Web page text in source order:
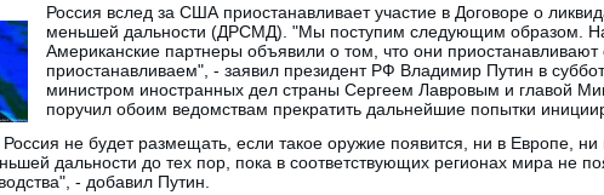
Россия вслед за США приостанавливает участие в Договоре о
меньшей дальности (ДРСМД). "Мы поступим следующим образом.
Американские партнеры объявили о том, что они приостанавливают
приостанавливаем", - заявил президент РФ Владимир Путин в
министром иностранных дел страны Сергеем Лавровым и главой
поручил обоим ведомствам прекратить дальнейшие попытки
не будет размещать, если такое оружие появится, ни в Европе, ни
дальности до тех пор, пока в соответствующих регионах мира не
- добавил Путин.